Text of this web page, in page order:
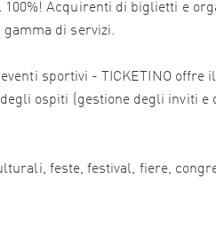
Acquirenti di biglietti e
di servizi.
sportivi - TICKETINO
ospiti (gestione degli inviti
feste, festival, fiere,